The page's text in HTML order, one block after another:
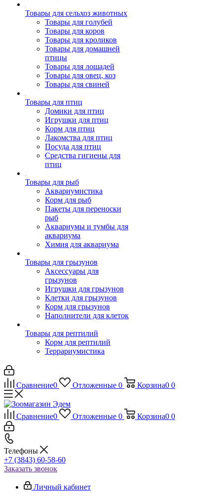
Товары для сельхоз животных
Товары для голубей
Товары для коров
Товары для кроликов
Товары для домашней
птицы
Товары для лошадей
Товары для овец, коз
Товары для свиней
Товары для птиц
Домики для птиц
Игрушки для птиц
Корм для птиц
Лакомства для птиц
Посуда для птиц
Средства гигиены для
птиц
Товары для рыб
Аквариумистика
Корм для рыб
Пакеты для переноски
рыб
Аквариумы и тумбы для
аквариума
Химия для аквариума
Товары для грызунов
Аксессуары для
грызунов
Игрушки для грызунов
Клетки для грызунов
Корм для грызунов
Наполнители для клеток
Товары для рептилий
Корм для рептилий
Террариумистика
Сравнение0 Отложенные 0 Корзина0 0
Сравнение0 Отложенные 0 Корзина0 0
Телефоны
+7 (3843) 60-58-60
Заказать звонок
Личный кабинет